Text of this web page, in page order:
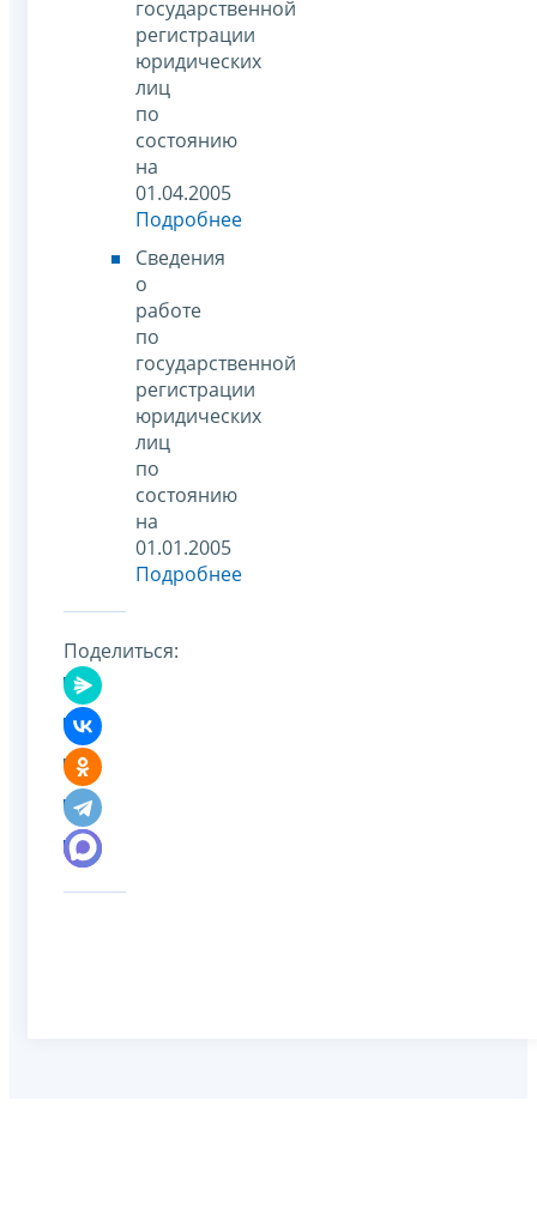
государственной
регистрации
юридических
лиц
по
состоянию
на
01.04.2005
Подробнее
Сведения
о
работе
по
государственной
регистрации
юридических
лиц
по
состоянию
на
01.01.2005
Подробнее
Поделиться: